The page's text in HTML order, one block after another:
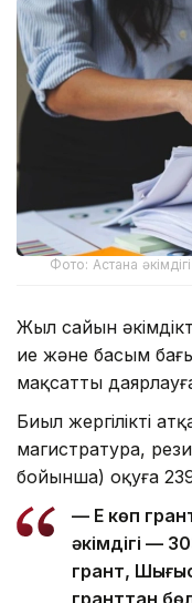
Фото: Астана әкімдігі
Жыл сайын
ие және басым
мақсатты
Биыл жергілікті
магистратура,
бойынша) оқуға
— Ең көп
әкімдігі —
грант,